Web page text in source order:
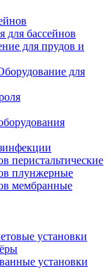
для бассейнов
для прудов и
для
перистальтические
плунжерные
мембранные
установки
установки